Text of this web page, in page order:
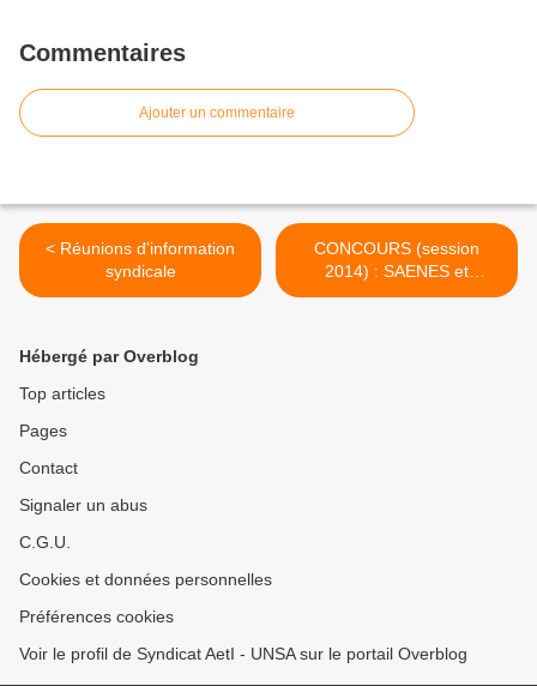
Commentaires
Ajouter un commentaire
< Réunions d'information
syndicale
CONCOURS (session
2014) : SAENES et
ADJAENES >
Hébergé par Overblog
Top articles
Pages
Contact
Signaler un abus
C.G.U.
Cookies et données personnelles
Préférences cookies
Voir le profil de Syndicat AetI - UNSA sur le portail Overblog